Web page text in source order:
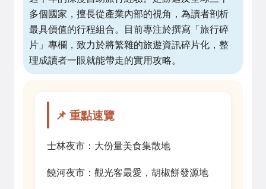
多個國家，擅長從產業內部的視角，為讀者剖析
最具價值的行程組合。目前專注於撰寫「旅行碎
片」專欄，致力於將繁雜的旅遊資訊碎片化，整
理成讀者一眼就能帶走的實用攻略。
📌 重點速覽
士林夜市：大份量美食集散地
饒河夜市：觀光客最愛，胡椒餅發源地